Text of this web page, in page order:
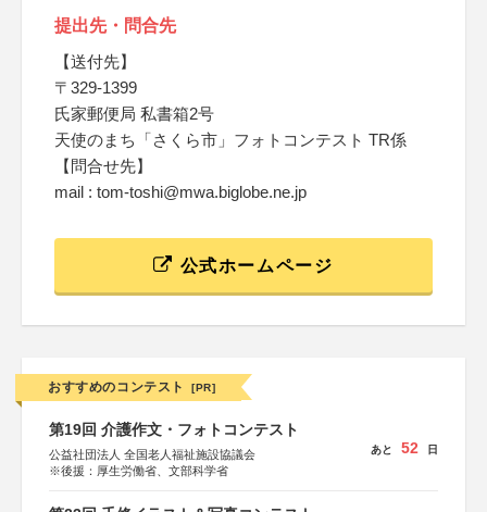
提出先・問合先
【送付先】
〒329-1399
氏家郵便局 私書箱2号
天使のまち「さくら市」フォトコンテスト TR係
【問合せ先】
mail : tom-toshi@mwa.biglobe.ne.jp
公式ホームページ
おすすめのコンテスト [PR]
第19回 介護作文・フォトコンテスト
公益社団法人 全国老人福祉施設協議会
※後援：厚生労働省、文部科学省
あと 52 日